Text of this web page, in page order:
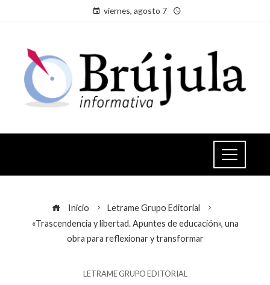
viernes, agosto 7
Inicio
Letrame Grupo Editorial
«Trascendencia y libertad. Apuntes de educación», una
obra para reflexionar y transformar
LETRAME GRUPO EDITORIAL